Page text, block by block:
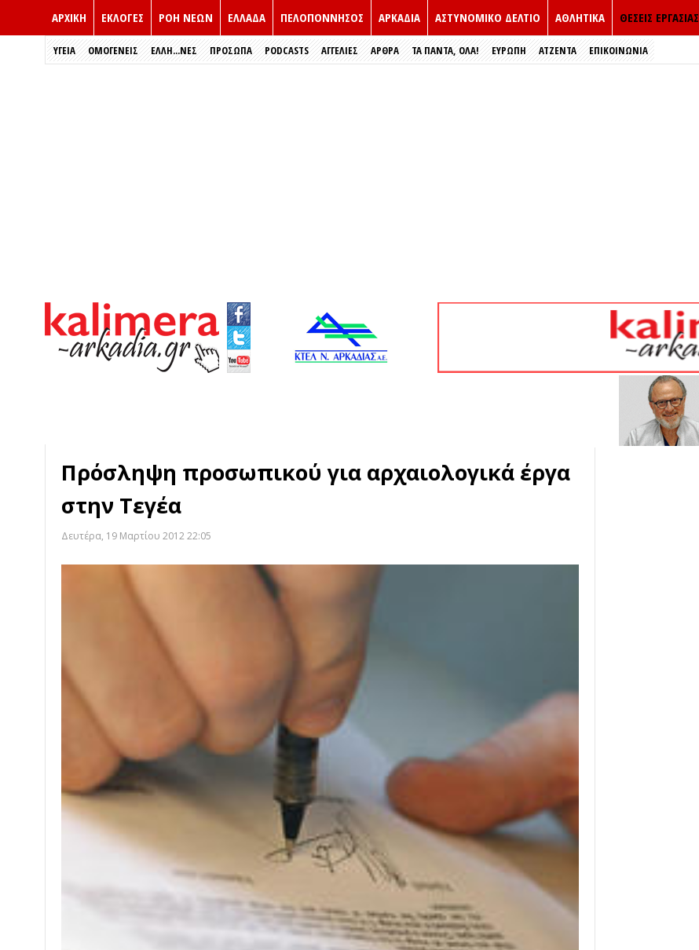
ΑΡΧΙΚΗ ΕΚΛΟΓΈΣ ΡΟΗ ΝΕΩΝ ΕΛΛΑΔΑ ΠΕΛΟΠΟΝΝΗΣΟΣ ΑΡΚΑΔΙΑ ΑΣΤΥΝΟΜΙΚΟ ΔΕΛΤΙΟ ΑΘΛΗΤΙΚΑ ΘΕΣΕΙΣ ΕΡΓΑΣΙΑΣ
ΥΓΕΙΑ ΟΜΟΓΕΝΕΙΣ ΈΛΛΗ...ΝΕΣ ΠΡΌΣΩΠΑ PODCASTS ΑΓΓΕΛΙΕΣ ΑΡΘΡΑ ΤΑ ΠΑΝΤΑ, ΟΛΑ! ΕΥΡΏΠΗ ΑΤΖΕΝΤΑ ΕΠΙΚΟΙΝΩΝΙΑ
Πρόσληψη προσωπικού για αρχαιολογικά έργα
στην Τεγέα
Δευτέρα, 19 Μαρτίου 2012 22:05